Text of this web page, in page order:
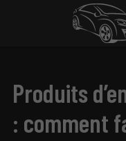
Produits
: comment